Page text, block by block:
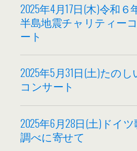
2025年4月17日(木)令和６
半島地震チャリティー
ート
2025年5月31日(土)たの
コンサート
2025年6月28日(土)ドイ
調べに寄せて